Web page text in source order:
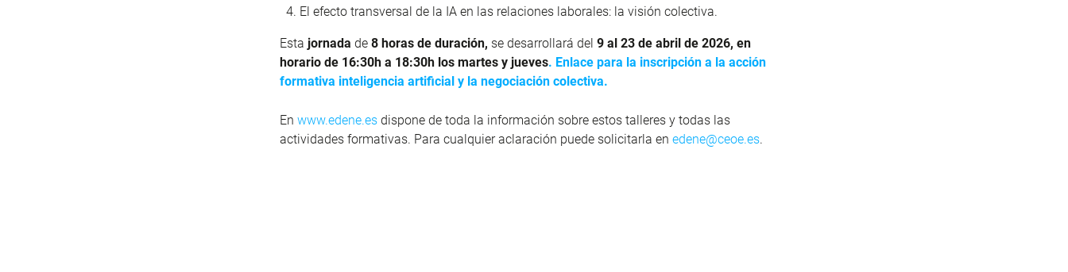
El efecto transversal de la IA en las relaciones laborales: la visión colectiva.
Esta jornada de 8 horas de duración, se desarrollará del 9 al 23 de abril de 2026, en
horario de 16:30h a 18:30h los martes y jueves. Enlace para la inscripción a la acción
formativa inteligencia artificial y la negociación colectiva.
En www.edene.es dispone de toda la información sobre estos talleres y todas las
actividades formativas. Para cualquier aclaración puede solicitarla en edene@ceoe.es.